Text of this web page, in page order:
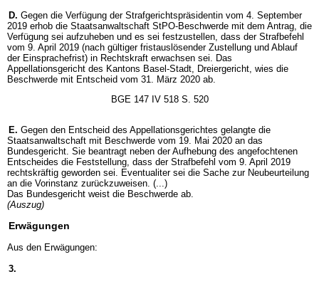
D. Gegen die Verfügung der Strafgerichtspräsidentin vom 4. September
2019 erhob die Staatsanwaltschaft StPO-Beschwerde mit dem Antrag, die
Verfügung sei aufzuheben und es sei festzustellen, dass der Strafbefehl
vom 9. April 2019 (nach gültiger fristauslösender Zustellung und Ablauf
der Einsprachefrist) in Rechtskraft erwachsen sei. Das
Appellationsgericht des Kantons Basel-Stadt, Dreiergericht, wies die
Beschwerde mit Entscheid vom 31. März 2020 ab.
BGE 147 IV 518 S. 520
E. Gegen den Entscheid des Appellationsgerichtes gelangte die
Staatsanwaltschaft mit Beschwerde vom 19. Mai 2020 an das
Bundesgericht. Sie beantragt neben der Aufhebung des angefochtenen
Entscheides die Feststellung, dass der Strafbefehl vom 9. April 2019
rechtskräftig geworden sei. Eventualiter sei die Sache zur Neubeurteilung
an die Vorinstanz zurückzuweisen. (...)
Das Bundesgericht weist die Beschwerde ab.
(Auszug)
Erwägungen
Aus den Erwägungen:
3.